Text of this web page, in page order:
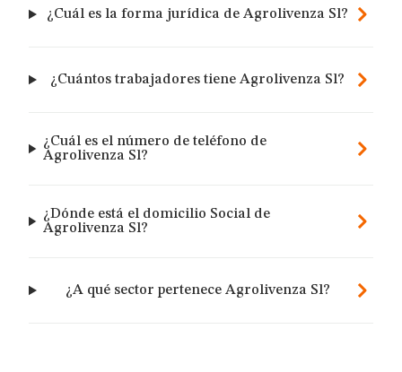
¿Cuál es la forma jurídica de Agrolivenza Sl?
¿Cuántos trabajadores tiene Agrolivenza Sl?
¿Cuál es el número de teléfono de
Agrolivenza Sl?
¿Dónde está el domicilio Social de
Agrolivenza Sl?
¿A qué sector pertenece Agrolivenza Sl?